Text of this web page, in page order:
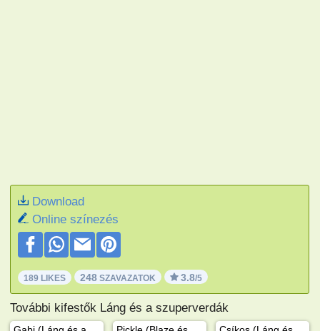
Download
Online színezés
189 LIKES 248 SZAVAZATOK 3.8/5
További kifestők Láng és a szuperverdák